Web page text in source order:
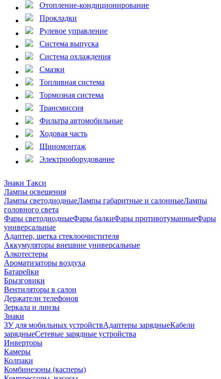
Отопление-кондиционирование
Прокладки
Рулевое управление
Система выпуска
Система охлаждения
Смазки
Топливная система
Тормозная система
Трансмиссия
Фильтра автомобильные
Ходовая часть
Шиномонтаж
Электрооборудование
Знаки Такси
Лампы освещения
Лампы светодиодныеЛампы габаритные и салонныеЛампы
головного света
Фары светодиодныеФары балкиФары противотуманныеФары
универсальные
Адаптер, щетка стеклоочистителя
Аккумуляторы внешние универсальные
Алкотестеры
Ароматизаторы воздуха
Батарейки
Брызговики
Вентиляторы в салон
Держатели телефонов
Зеркала и линзы
Знаки
ЗУ для мобильных устройствАдаптеры зарядныеКабели
зарядныеСетевые зарядные устройства
Инверторы
Камеры
Колпаки
Комбинезоны (касперы)